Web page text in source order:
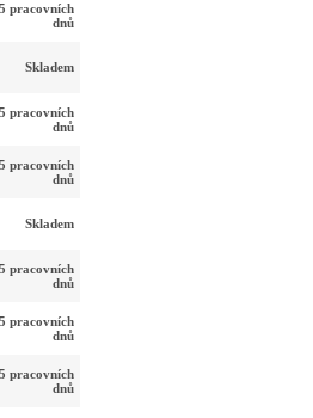
pracovních
dnů
Skladem
pracovních
dnů
pracovních
dnů
Skladem
pracovních
dnů
pracovních
dnů
pracovních
dnů